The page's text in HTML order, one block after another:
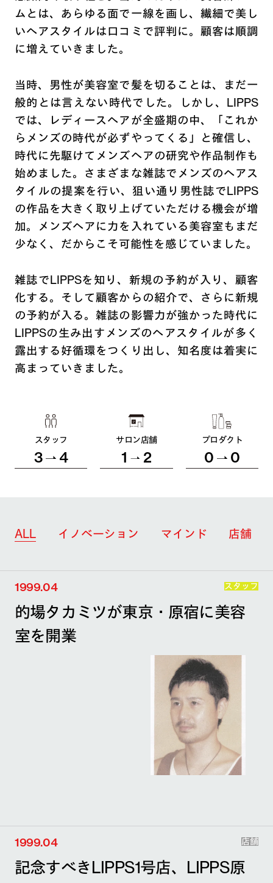
ムとは、あらゆる面で一線を画し、繊細で美し
いヘアスタイルは口コミで評判に。顧客は順調
に増えていきました。
当時、男性が美容室で髪を切ることは、まだ一
般的とは言えない時代でした。しかし、LIPPS
では、レディースヘアが全盛期の中、「これか
らメンズの時代が必ずやってくる」と確信し、
時代に先駆けてメンズヘアの研究や作品制作も
始めました。さまざまな雑誌でメンズのヘアス
タイルの提案を行い、狙い通り男性誌でLIPPS
の作品を大きく取り上げていただける機会が増
加。メンズヘアに力を入れている美容室もまだ
少なく、だからこそ可能性を感じていました。
雑誌でLIPPSを知り、新規の予約が入り、顧客
化する。そして顧客からの紹介で、さらに新規
の予約が入る。雑誌の影響力が強かった時代に
LIPPSの生み出すメンズのヘアスタイルが多く
露出する好循環をつくり出し、知名度は着実に
高まっていきました。
スタッフ
3 4
サロン店舗
1 2
プロダクト
0 0
ALL イノベーション マインド 店舗
1999.04 スタッフ
的場タカミツが東京・原宿に美容
室を開業
1999.04 店舗
記念すべきLIPPS1号店、LIPPS原